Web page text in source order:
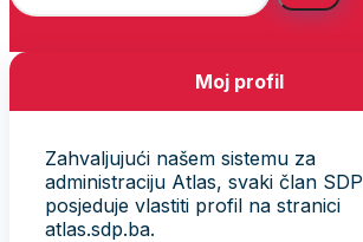
Moj profil
Zahvaljujući našem sistemu za
administraciju Atlas, svaki član
posjeduje vlastiti profil na stranici
atlas.sdp.ba.